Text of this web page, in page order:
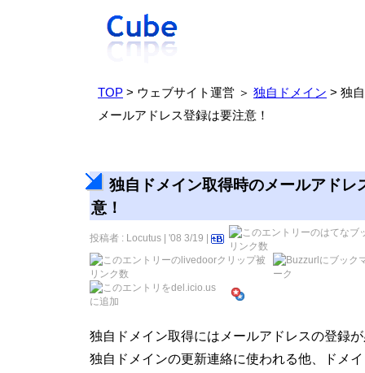
TOP > ウェブサイト運営 ＞ 独自ドメイン > 独
メールアドレス登録は要注意！
独自ドメイン取得時のメールアドレ
意！
投稿者 : Locutus | '08 3/19 |
独自ドメイン取得にはメールアドレスの登録
独自ドメインの更新連絡に使われる他、ドメ